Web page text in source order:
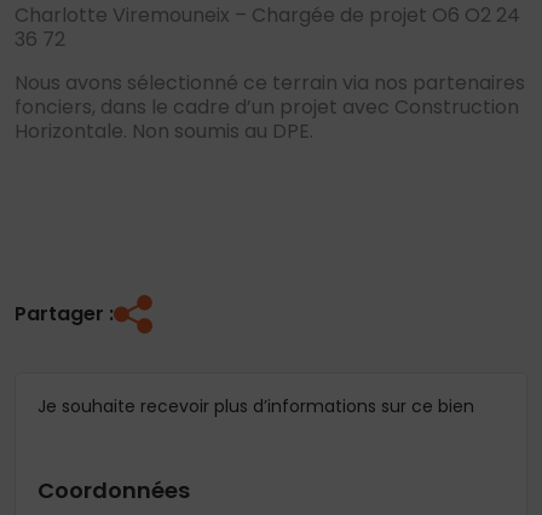
Charlotte Viremouneix – Chargée de projet O6 O2 24
36 72
Nous avons sélectionné ce terrain via nos partenaires
fonciers, dans le cadre d’un projet avec Construction
Horizontale. Non soumis au DPE.
Partager :
Je souhaite recevoir plus d’informations sur ce bien
Coordonnées